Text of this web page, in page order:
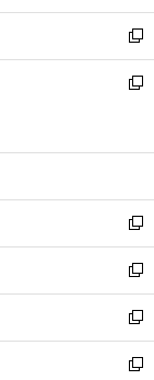
開
く
ウ
で
開
く
ン
ド
ウ
で
ウ
ィ
ン
ド
開
新
し
い
ン
ウ
で
開
く
新
ウ
ン
ド
ウ
で
開
く
新
し
い
ウ
ィ
ン
ド
新
し
い
ウ
ィ
新
し
い
新